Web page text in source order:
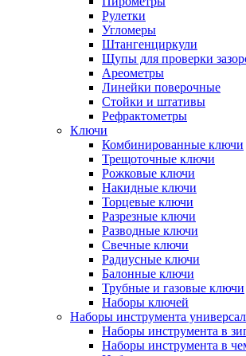
Рулетки
Угломеры
Штангенциркули
Щупы для проверки
Ареометры
Линейки поверочные
Стойки и штативы
Рефрактометры
Ключи
Комбинированные ключи
Трещоточные ключи
Рожковые ключи
Накидные ключи
Торцевые ключи
Разрезные ключи
Разводные ключи
Свечные ключи
Радиусные ключи
Балонные ключи
Трубные и газовые ключи
Наборы ключей
Наборы инструмента
Наборы инструмента в
Наборы инструмента в